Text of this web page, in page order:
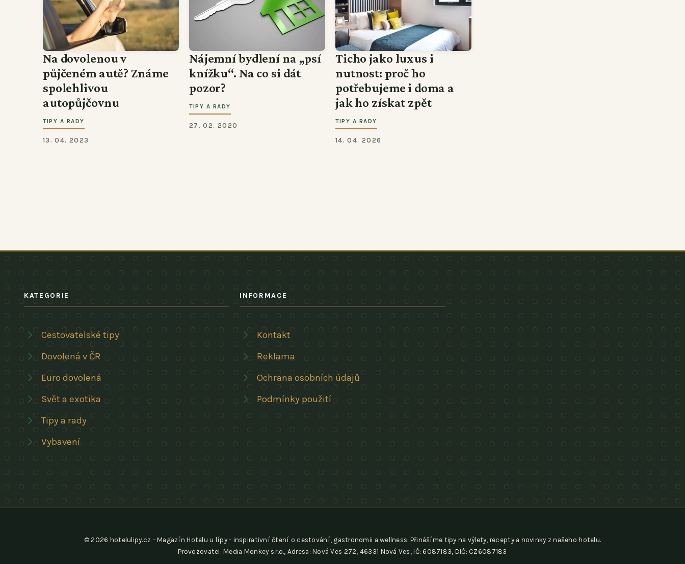
Na dovolenou v
půjčeném autě? Známe
spolehlivou
autopůjčovnu
TIPY A RADY
13. 04. 2023
Nájemní bydlení na „psí
knížku“. Na co si dát
pozor?
TIPY A RADY
27. 02. 2020
Ticho jako luxus i
nutnost: proč ho
potřebujeme i doma a
jak ho získat zpět
TIPY A RADY
14. 04. 2026
KATEGORIE
Cestovatelské tipy
Dovolená v ČR
Euro dovolená
Svět a exotika
Tipy a rady
Vybavení
INFORMACE
Kontakt
Reklama
Ochrana osobních údajů
Podmínky použití
© 2026 hotelulipy.cz - Magazín Hotelu u lípy - inspirativní čtení o cestování, gastronomii a wellness. Přinášíme tipy na výlety, recepty a novinky z našeho hotelu.
Provozovatel: Media Monkey s.r.o., Adresa: Nová Ves 272, 46331 Nová Ves, IČ: 6087183, DIČ: CZ6087183